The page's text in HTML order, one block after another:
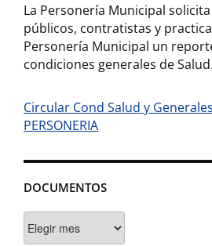
DOCUMENTOS
La Personería Municipal
públicos, contratistas y
Personería Municipal un
condiciones generales de Salud.
Circular Cond Salud y
PERSONERIA